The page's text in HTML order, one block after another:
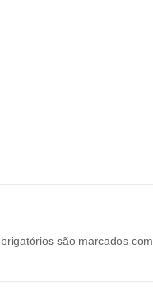
são marcados com